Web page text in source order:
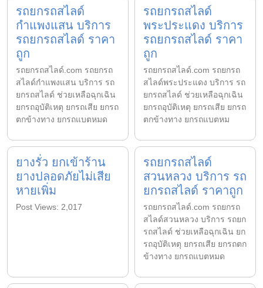
รถยกรถสไลด์
กำแพงแสน บริการ
รถยกรถสไลด์ ราคา
ถูก
รถยกรถสไลด์.com รถยกรถ
สไลด์กำแพงแสน บริการ รถ
ยกรถสไลด์ ช่วยเหลือฉุกเฉิน
ยกรถอุบัติเหตุ ยกรถเสีย ยกรถ
ตกข้างทาง ยกรถแบตหมด
รถยกรถสไลด์
พระประแดง บริการ
รถยกรถสไลด์ ราคา
ถูก
รถยกรถสไลด์.com รถยกรถ
สไลด์พระประแดง บริการ รถ
ยกรถสไลด์ ช่วยเหลือฉุกเฉิน
ยกรถอุบัติเหตุ ยกรถเสีย ยกรถ
ตกข้างทาง ยกรถแบตหม
ยางรั่ว ยกเข้าร้าน
ยางปลอดภัยไม่เสีย
หายเพิ่ม
Post Views: 2,017
รถยกรถสไลด์
สวนหลวง บริการ รถ
ยกรถสไลด์ ราคาถูก
รถยกรถสไลด์.com รถยกรถ
สไลด์สวนหลวง บริการ รถยก
รถสไลด์ ช่วยเหลือฉุกเฉิน ยก
รถอุบัติเหตุ ยกรถเสีย ยกรถตก
ข้างทาง ยกรถแบตหมด